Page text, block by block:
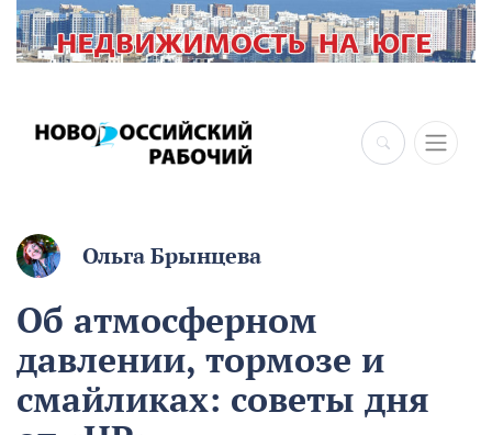
Ольга Брынцева
Об атмосферном
давлении, тормозе и
смайликах: советы дня